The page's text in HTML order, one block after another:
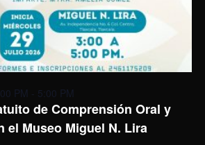
de Comprensión Oral y
el Museo Miguel N. Lira
PM - 5:00 PM